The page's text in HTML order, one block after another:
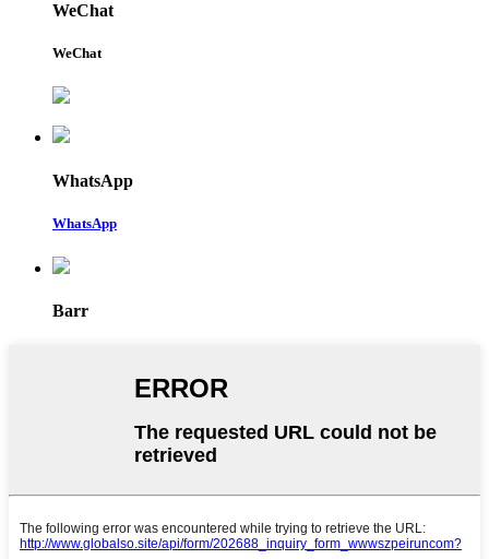
WeChat
WeChat
WhatsApp
WhatsApp
Barr